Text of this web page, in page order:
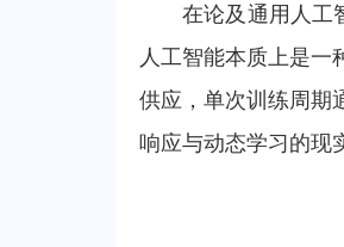
在论及通用人工
人工智能本质上是一
供应，单次训练周期
响应与动态学习的现